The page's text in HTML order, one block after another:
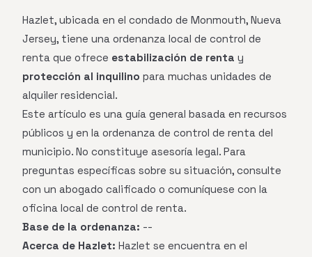
Hazlet, ubicada en el condado de Monmouth, Nueva
Jersey, tiene una ordenanza local de control de
renta que ofrece estabilización de renta y
protección al inquilino para muchas unidades de
alquiler residencial.
Este artículo es una guía general basada en recursos
públicos y en la ordenanza de control de renta del
municipio. No constituye asesoría legal. Para
preguntas específicas sobre su situación, consulte
con un abogado calificado o comuníquese con la
oficina local de control de renta.
Base de la ordenanza: --
Acerca de Hazlet: Hazlet se encuentra en el